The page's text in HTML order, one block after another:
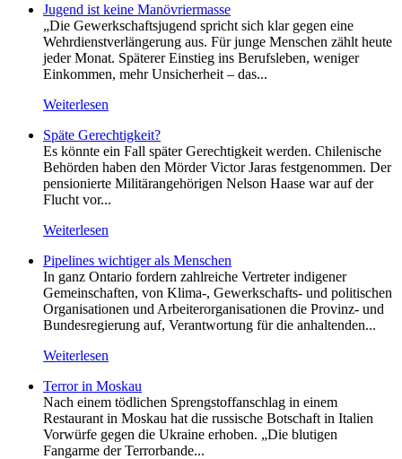
Jugend ist keine Manövriermasse
„Die Gewerkschaftsjugend spricht sich klar gegen eine
Wehrdienstverlängerung aus. Für junge Menschen zählt heute
jeder Monat. Späterer Einstieg ins Berufsleben, weniger
Einkommen, mehr Unsicherheit – das...
Weiterlesen
Späte Gerechtigkeit?
Es könnte ein Fall später Gerechtigkeit werden. Chilenische
Behörden haben den Mörder Victor Jaras festgenommen. Der
pensionierte Militärangehörigen Nelson Haase war auf der
Flucht vor...
Weiterlesen
Pipelines wichtiger als Menschen
In ganz Ontario fordern zahlreiche Vertreter indigener
Gemeinschaften, von Klima-, Gewerkschafts- und politischen
Organisationen und Arbeiterorganisationen die Provinz- und
Bundesregierung auf, Verantwortung für die anhaltenden...
Weiterlesen
Terror in Moskau
Nach einem tödlichen Sprengstoffanschlag in einem
Restaurant in Moskau hat die russische Botschaft in Italien
Vorwürfe gegen die Ukraine erhoben. „Die blutigen
Fangarme der Terrorbande...